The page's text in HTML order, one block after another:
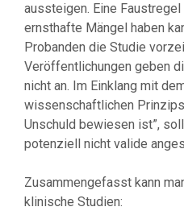
aussteigen. Eine
ernsthafte Mängel haben
Probanden die Studie
Veröffentlichungen geben
nicht an. Im Einklang mit
wissenschaftlichen
Unschuld bewiesen ist”,
potenziell nicht valide
Zusammengefasst kann
klinische Studien: